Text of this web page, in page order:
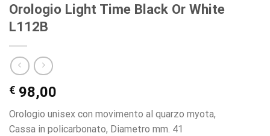
Orologio Light Time Black Or White
L112B
€ 98,00
Orologio unisex con movimento al quarzo myota,
Cassa in policarbonato, Diametro mm. 41